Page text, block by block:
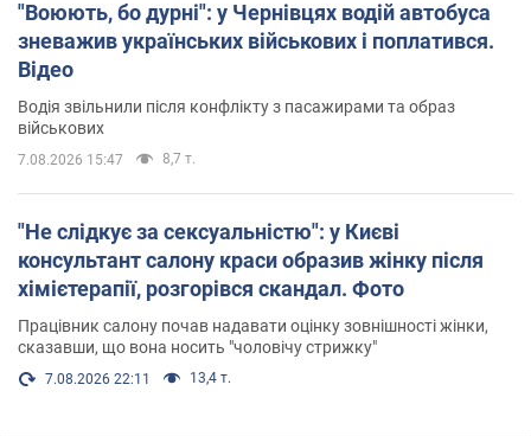
"Воюють, бо дурні": у Чернівцях водій автобуса
зневажив українських військових і поплатився.
Відео
Водія звільнили після конфлікту з пасажирами та образ
військових
7.08.2026 15:47 8,7 т.
"Не слідкує за сексуальністю": у Києві
консультант салону краси образив жінку після
хімієтерапії, розгорівся скандал. Фото
Працівник салону почав надавати оцінку зовнішності жінки,
сказавши, що вона носить "чоловічу стрижку"
7.08.2026 22:11 13,4 т.